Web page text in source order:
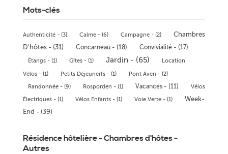
Mots-clés
Authenticité - (3) Calme - (6) Campagne - (2)
Chambres
D'hôtes - (31)
Concarneau - (18) Convivialité - (17)
Étangs - (1) Gîtes - (1) Jardin - (65)
Location
Vélos - (1)
Petits Déjeunerfs - (1)
Pont Aven - (2)
Randonnée - (9)
Rosporden - (1) Vacances - (11)
Vélos
Électriques - (1)
Vélos Enfants - (1) Voie Verte - (1)
Week-
End - (39)
Résidence hôtelière - Chambres d'hôtes -
Autres